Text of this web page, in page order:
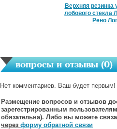
Верхняя резинка
лобового стекла
Рено
вопросы и отзывы (0)
Нет комментариев. Ваш будет первым!
Размещение вопросов и отзывов
зарегестрированным
обязательна). Либо вы можете
через форму обратной связи